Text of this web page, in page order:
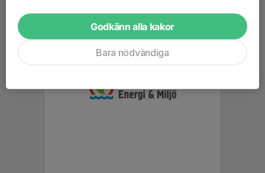
Godkänn alla kakor
Bara nödvändiga